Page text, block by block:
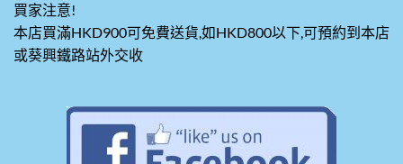
買家注意!
本店買滿HKD900可免費送貨,如HKD800以下,可預約到本店
或葵興鐵路站外交收